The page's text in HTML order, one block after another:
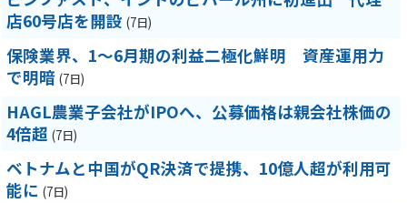
店60号店を開設 (7日)
保険業界、1～6月期の利益二極化鮮明 資産運用力
で明暗 (7日)
HAGL農業子会社がIPOへ、公募価格は親会社株価の
4倍超 (7日)
ベトナムと中国がQR決済で提携、10億人超が利用可
能に (7日)